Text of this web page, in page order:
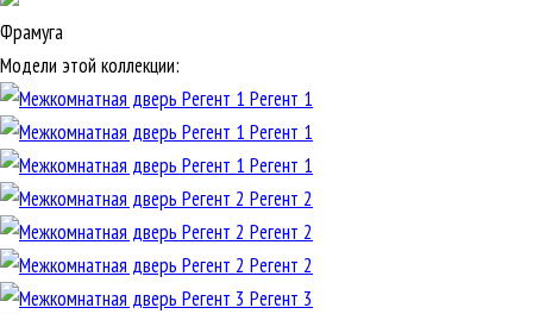
Фрамуга
Модели этой коллекции:
Регент 1
Регент 1
Регент 1
Регент 2
Регент 2
Регент 2
Регент 3